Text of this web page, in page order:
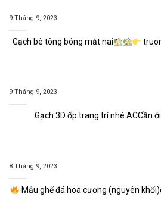
9 Tháng 9, 2023
Gạch bê tông bóng mắt nai
9 Tháng 9, 2023
Gạch 3D ốp trang trí nhé ACCần
8 Tháng 9, 2023
Mẫu ghế đá hoa cương (nguyên